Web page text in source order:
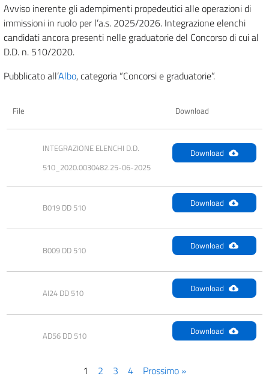
Avviso inerente gli adempimenti propedeutici alle operazioni di
immissioni in ruolo per l’a.s. 2025/2026. Integrazione elenchi
candidati ancora presenti nelle graduatorie del Concorso di cui al
D.D. n. 510/2020.
Pubblicato all’Albo, categoria “Concorsi e graduatorie”.
File Download
INTEGRAZIONE ELENCHI D.D.
510_2020.0030482.25-06-2025
Download
B019 DD 510 Download
B009 DD 510 Download
AI24 DD 510 Download
AD56 DD 510 Download
1 2 3 4 Prossimo »